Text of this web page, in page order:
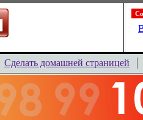
Сделать домашней страницей